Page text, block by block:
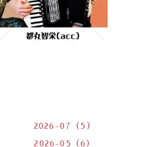
2026-07（5）
2026-05（6）